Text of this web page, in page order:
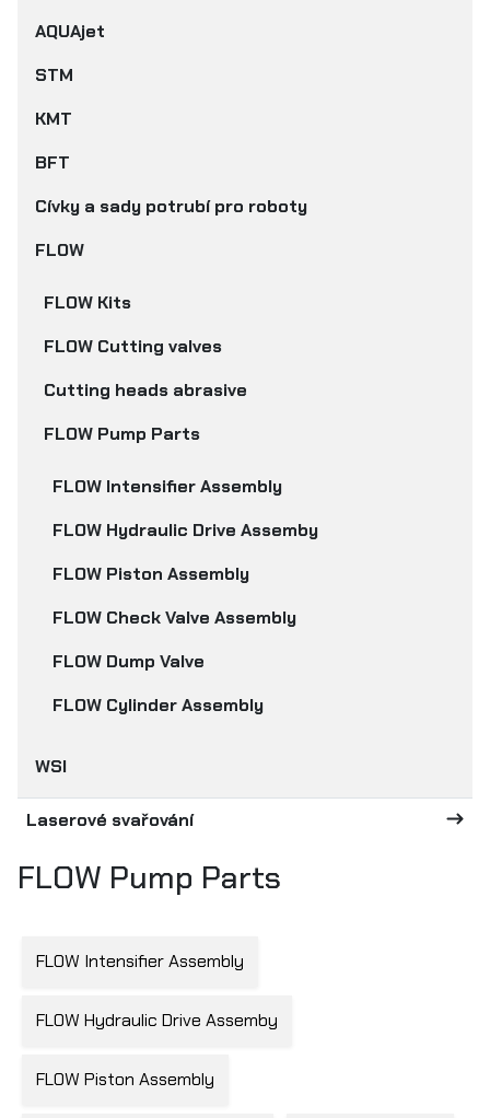
AQUAjet
STM
KMT
BFT
Cívky a sady potrubí pro roboty
FLOW
FLOW Kits
FLOW Cutting valves
Cutting heads abrasive
FLOW Pump Parts
FLOW Intensifier Assembly
FLOW Hydraulic Drive Assemby
FLOW Piston Assembly
FLOW Check Valve Assembly
FLOW Dump Valve
FLOW Cylinder Assembly
WSI
Laserové svařování
FLOW Pump Parts
FLOW Intensifier Assembly
FLOW Hydraulic Drive Assemby
FLOW Piston Assembly